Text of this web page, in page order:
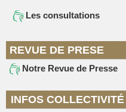
Les consultations
REVUE DE PRESE
Notre Revue de Presse
INFOS